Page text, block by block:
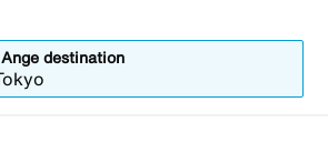
Ange destination